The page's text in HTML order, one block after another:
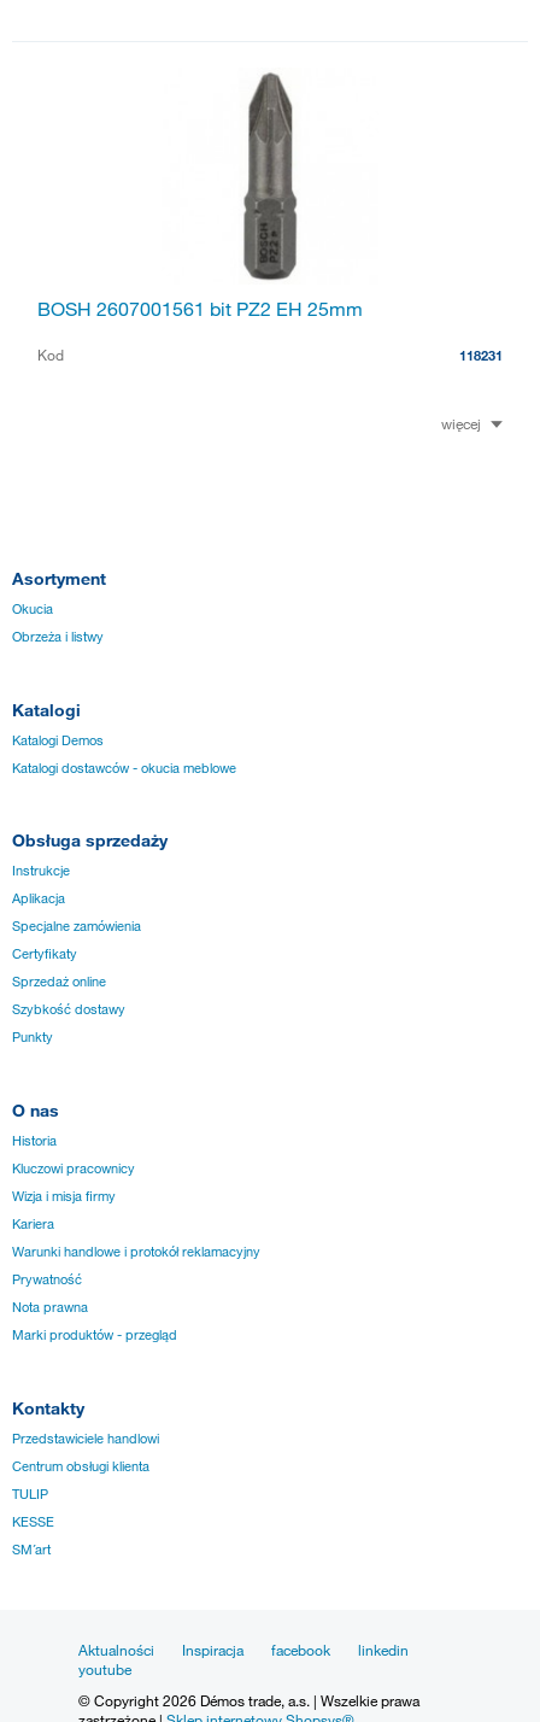
BOSH 2607001561 bit PZ2 EH 25mm
Kod 118231
więcej
Asortyment
Okucia
Obrzeża i listwy
Katalogi
Katalogi Demos
Katalogi dostawców - okucia meblowe
Obsługa sprzedaży
Instrukcje
Aplikacja
Specjalne zamówienia
Certyfikaty
Sprzedaż online
Szybkość dostawy
Punkty
O nas
Historia
Kluczowi pracownicy
Wizja i misja firmy
Kariera
Warunki handlowe i protokół reklamacyjny
Prywatność
Nota prawna
Marki produktów - przegląd
Kontakty
Przedstawiciele handlowi
Centrum obsługi klienta
TULIP
KESSE
SM´art
Aktualności Inspiracja facebook
linkedin
youtube
© Copyright 2026 Démos trade, a.s. | Wszelkie prawa